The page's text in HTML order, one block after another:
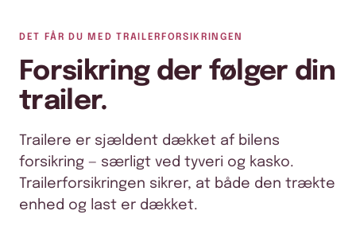
DET FÅR DU MED TRAILERFORSIKRINGEN
Forsikring der følger din
trailer.
Trailere er sjældent dækket af bilens
forsikring — særligt ved tyveri og kasko.
Trailerforsikringen sikrer, at både den trækte
enhed og last er dækket.